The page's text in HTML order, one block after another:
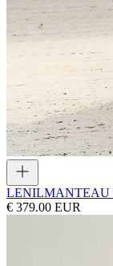
LENILMANTEAU
€ 379.00 EUR